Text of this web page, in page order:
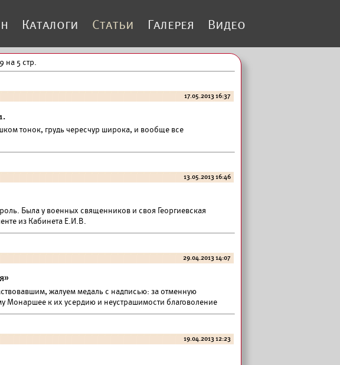
Каталоги Статьи Галерея Видео
на 5 стр.
17.05.2013 16:37
тонок, грудь чересчур широка, и вообще все
13.05.2013 16:46
Была у военных священников и своя Георгиевская
из Кабинета Е.И.В.
29.04.2013 14:07
жалуем медаль с надписью: за отменную
Монаршее к их усердию и неустрашимости благоволение
19.04.2013 12:23